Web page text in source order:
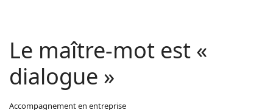
Le maître-mot est «
dialogue »
Accompagnement en entreprise